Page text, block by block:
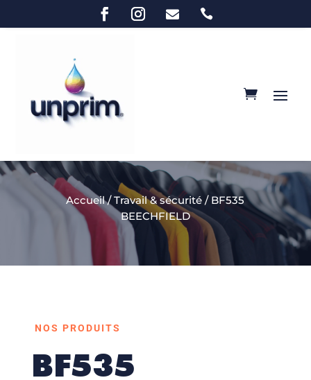
 
Accueil/Travail & sécurité / BF535
BEECHFIELD
NOS PRODUITS
BF535